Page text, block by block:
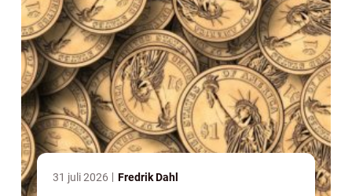
31 juli 2026 Fredrik Dahl